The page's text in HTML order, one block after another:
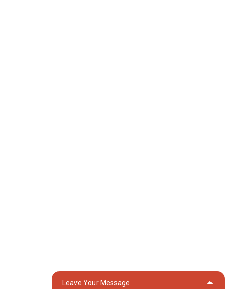
版權所有 © 2024 保留所有權利
Leave Your Message